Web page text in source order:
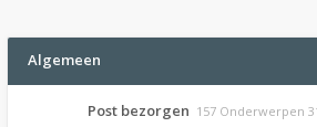
Algemeen
Post bezorgen 157 Onderwerpen